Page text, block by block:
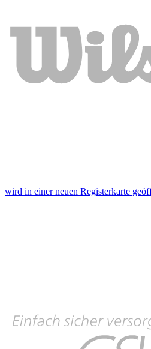
wird in einer neuen Registerkarte